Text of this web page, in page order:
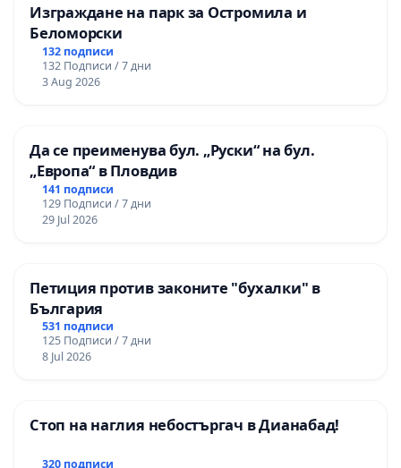
Изграждане на парк за Остромила и
Беломорски
132 подписи
132 Подписи / 7 дни
3 Aug 2026
Да се преименува бул. „Руски“ на бул.
„Европа“ в Пловдив
141 подписи
129 Подписи / 7 дни
29 Jul 2026
Петиция против законите "бухалки" в
България
531 подписи
125 Подписи / 7 дни
8 Jul 2026
Стоп на наглия небостъргач в Дианабад!
320 подписи